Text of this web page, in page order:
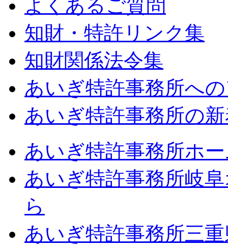
よくあるご質問
知財・特許リンク集
知財関係法令集
あいぎ特許事務所へ
あいぎ特許事務所の
あいぎ特許事務所ホ
あいぎ特許事務所岐
ら
あいぎ特許事務所三